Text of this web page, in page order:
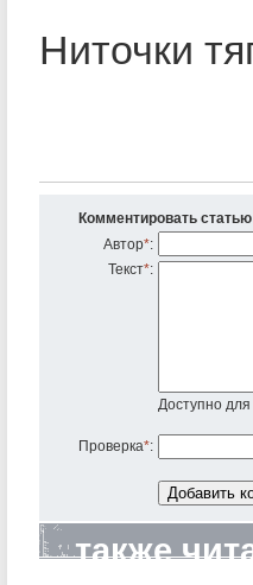
Ниточки
Комментировать статью
Автор*:
Текст*:
Доступно для
Проверка*:
также